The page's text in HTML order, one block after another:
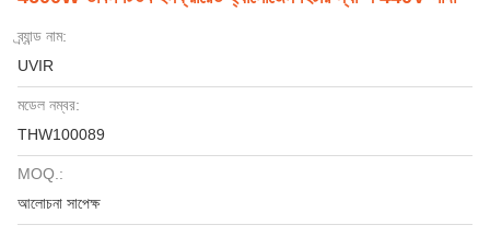
ব্র্যান্ড নাম:
UVIR
মডেল নম্বর:
THW100089
MOQ.:
আলোচনা সাপেক্ষ